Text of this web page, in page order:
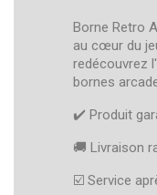
Borne Retro
au cœur du
redécouvrez
bornes
✔️​ Produit
🚚​ Livraison
☑️​ Service